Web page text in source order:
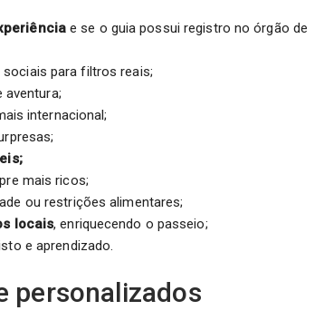
e se o guia possui registro no órgão de
para filtros reais;
internacional;
mais ricos;
ou restrições alimentares;
locais, enriquecendo o passeio;
e aprendizado.
personalizados